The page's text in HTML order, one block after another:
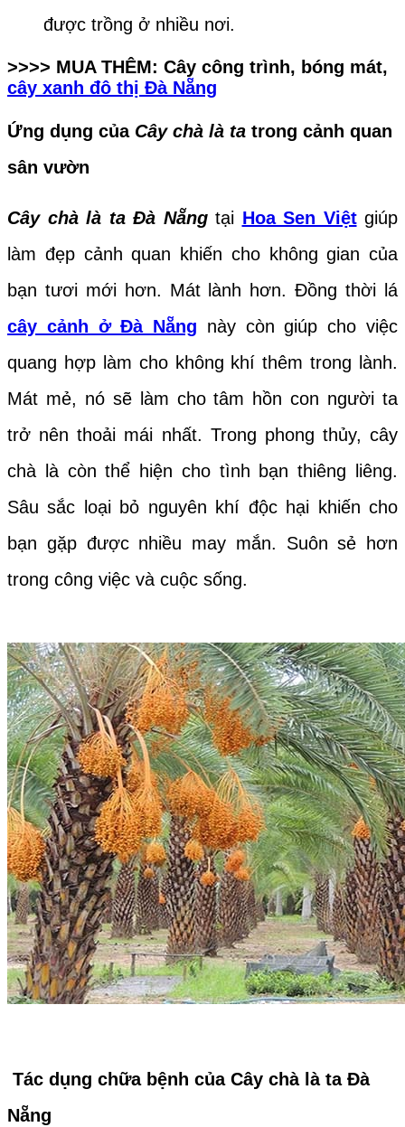
được trồng ở nhiều nơi.
>>>> MUA THÊM: Cây công trình, bóng mát,
cây xanh đô thị Đà Nẵng
Ứng dụng của Cây chà là ta trong cảnh quan
sân vườn
Cây chà là ta Đà Nẵngtại Hoa Sen Việtgiúp
làm đẹp cảnh quan khiến cho không gian của
bạn tươi mới hơn. Mát lành hơn. Đồng thời lá
cây cảnh ở Đà Nẵng này còn giúp cho việc
quang hợp làm cho không khí thêm trong lành.
Mát mẻ, nó sẽ làm cho tâm hồn con người ta
trở nên thoải mái nhất. Trong phong thủy, cây
chà là còn thể hiện cho tình bạn thiêng liêng.
Sâu sắc loại bỏ nguyên khí độc hại khiến cho
bạn gặp được nhiều may mắn. Suôn sẻ hơn
trong công việc và cuộc sống.
Tác dụng chữa bệnh của Cây chà là ta Đà
Nẵng